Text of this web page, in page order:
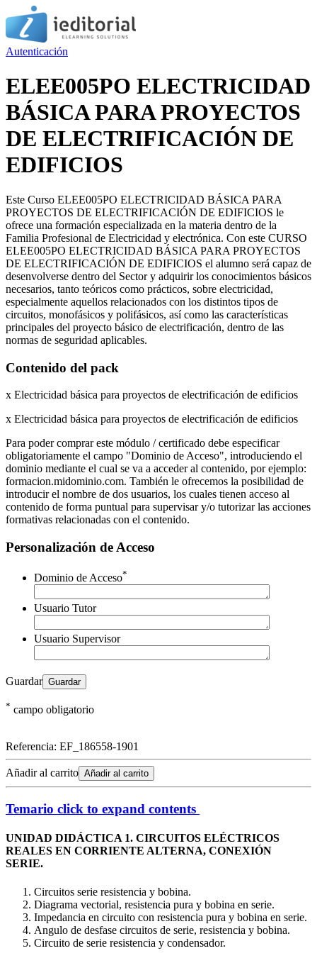
Autenticación
ELEE005PO ELECTRICIDAD
BÁSICA PARA PROYECTOS
DE ELECTRIFICACIÓN DE
EDIFICIOS
Este Curso ELEE005PO ELECTRICIDAD BÁSICA PARA
PROYECTOS DE ELECTRIFICACIÓN DE EDIFICIOS le
ofrece una formación especializada en la materia dentro de la
Familia Profesional de Electricidad y electrónica. Con este CURSO
ELEE005PO ELECTRICIDAD BÁSICA PARA PROYECTOS
DE ELECTRIFICACIÓN DE EDIFICIOS el alumno será capaz de
desenvolverse dentro del Sector y adquirir los conocimientos básicos
necesarios, tanto teóricos como prácticos, sobre electricidad,
especialmente aquellos relacionados con los distintos tipos de
circuitos, monofásicos y polifásicos, así como las características
principales del proyecto básico de electrificación, dentro de las
normas de seguridad aplicables.
Contenido del pack
x Electricidad básica para proyectos de electrificación de edificios
x Electricidad básica para proyectos de electrificación de edificios
Para poder comprar este módulo / certificado debe especificar
obligatoriamente el campo "Dominio de Acceso", introduciendo el
dominio mediante el cual se va a acceder al contenido, por ejemplo:
formacion.midominio.com. También le ofrecemos la posibilidad de
introducir el nombre de dos usuarios, los cuales tienen acceso al
contenido de forma puntual para supervisar y/o tutorizar las acciones
formativas relacionadas con el contenido.
Personalización de Acceso
Dominio de Acceso*
Usuario Tutor
Usuario Supervisor
Guardar
* campo obligatorio
Referencia: EF_186558-1901
Añadir al carrito Añadir al carrito
Temario click to expand contents
UNIDAD DIDÁCTICA 1. CIRCUITOS ELÉCTRICOS
REALES EN CORRIENTE ALTERNA, CONEXIÓN
SERIE.
Circuitos serie resistencia y bobina.
Diagrama vectorial, resistencia pura y bobina en serie.
Impedancia en circuito con resistencia pura y bobina en serie.
Angulo de desfase circuitos de serie, resistencia y bobina.
Circuito de serie resistencia y condensador.